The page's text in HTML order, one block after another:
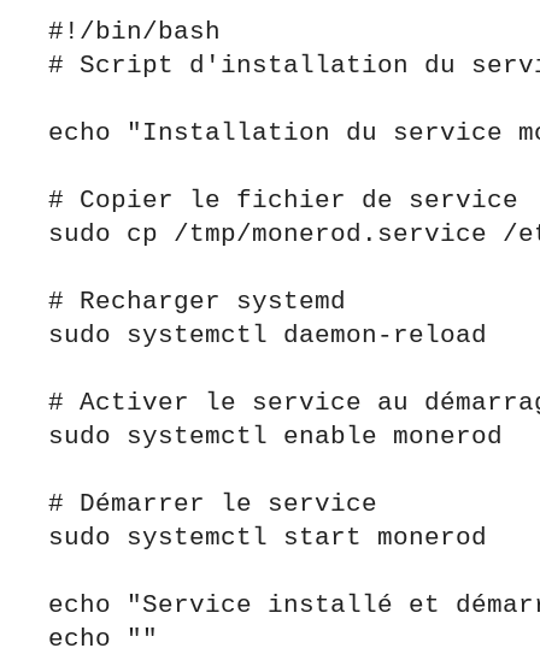
#!/bin/bash
# Script d'installation du
echo "Installation du service
# Copier le fichier de service
sudo cp /tmp/monerod.service /
# Recharger systemd
sudo systemctl daemon-reload
# Activer le service au
sudo systemctl enable monerod
# Démarrer le service
sudo systemctl start monerod
echo "Service installé et
echo ""